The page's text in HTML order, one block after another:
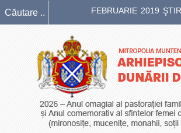
FEBRUARIE 2019